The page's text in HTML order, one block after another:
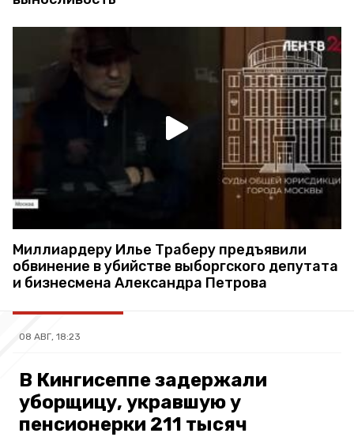
Миллиардеру Илье Траберу предъявили
обвинение в убийстве выборгского депутата
и бизнесмена Александра Петрова
08 АВГ, 18:23
В Кингисеппе задержали
уборщицу, укравшую у
пенсионерки 211 тысяч